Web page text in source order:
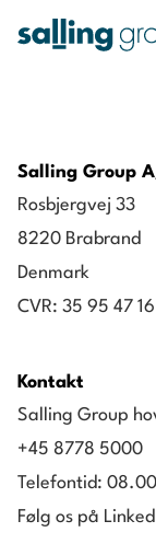
Salling Group
Rosbjergvej 33
8220 Brabrand
Denmark
CVR: 35 95 47 16
Kontakt
Salling Group
+45 8778 5000
Telefontid:
Følg os på